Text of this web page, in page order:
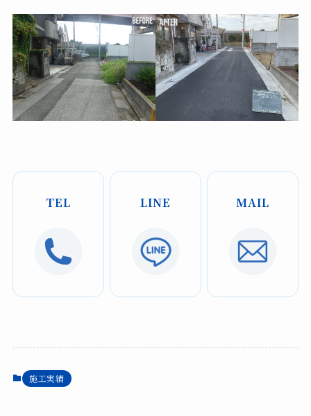
TEL LINE MAIL
施工実績